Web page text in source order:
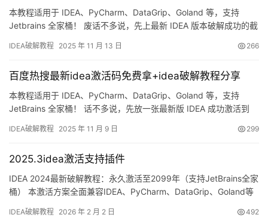
本教程适用于 IDEA、PyCharm、DataGrip、Goland 等，支持
Jetbrains 全家桶！ 废话不多说，先上最新 IDEA 版本破解成功的截
我就将通过图文的方式，来详细讲解如何激活 IDEA 至 2099 年。当
统…
IDEA破解教程 2025 年 11 月 13 日 266
百度热搜最新idea激活码免费拿+idea破解教程分享
本教程适用于 IDEA、PyCharm、DataGrip、Goland 等，支持
JetBrains 全家桶！ 话不多说，先放一张最新版 IDEA 成功激活到
把 IDEA 激活到 2099 年，并且旧版本同样适用！ 无论你用的是
IDEA破解教程 2025 年 11 月 9 日 299
2025.3idea激活支持插件
IDEA 2024最新破解教程：永久激活至2099年（支持JetBrains全家
桶） 本激活方案全面兼容IDEA、PyCharm、DataGrip、Goland等
果，如下图所示，许可证有效期已成功延续至2099年，非常稳定！
IDEA破解教程 2026 年 2 月 2 日 492